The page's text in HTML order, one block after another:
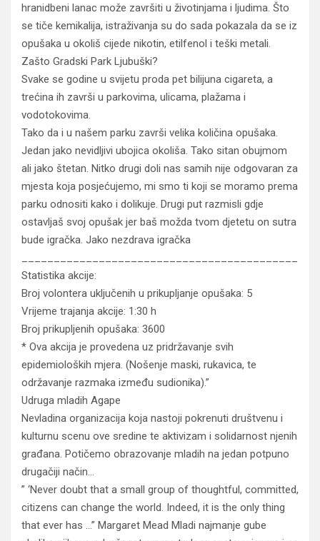
hranidbeni lanac može završiti u životinjama i ljudima. Što
se tiče kemikalija, istraživanja su do sada pokazala da se iz
opušaka u okoliš cijede nikotin, etilfenol i teški metali.
Zašto Gradski Park Ljubuški?
Svake se godine u svijetu proda pet bilijuna cigareta, a
trećina ih završi u parkovima, ulicama, plažama i
vodotokovima.
Tako da i u našem parku završi velika količina opušaka.
Jedan jako nevidljivi ubojica okoliša. Tako sitan obujmom
ali jako štetan. Nitko drugi doli nas samih nije odgovaran za
mjesta koja posjećujemo, mi smo ti koji se moramo prema
parku odnositi kako i dolikuje. Drugi put razmisli gdje
ostavljaš svoj opušak jer baš možda tvom djetetu on sutra
bude igračka. Jako nezdrava igračka
Statistika akcije:
Broj volontera uključenih u prikupljanje opušaka: 5
Vrijeme trajanja akcije: 1:30 h
Broj prikupljenih opušaka: 3600
* Ova akcija je provedena uz pridržavanje svih
epidemioloških mjera. (Nošenje maski, rukavica, te
održavanje razmaka između sudionika).”
Udruga mladih Agape
Nevladina organizacija koja nastoji pokrenuti društvenu i
kulturnu scenu ove sredine te aktivizam i solidarnost njenih
građana. Potičemo obrazovanje mladih na jedan potpuno
drugačiji način…
” ‘Never doubt that a small group of thoughtful, committed,
citizens can change the world. Indeed, it is the only thing
that ever has …” Margaret Mead Mladi najmanje gube